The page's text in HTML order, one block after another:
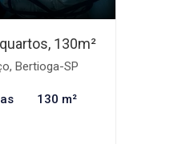
130m²
Bertioga-SP
130 m²